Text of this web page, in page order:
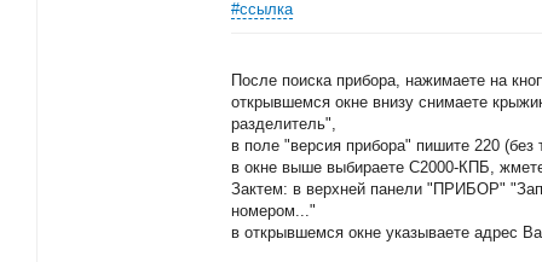
#ссылка
После поиска прибора, нажимаете на
открывшемся окне внизу снимаете
разделитель",
в поле "версия прибора" пишите 220 (без
в окне выше выбираете С2000-КПБ,
Зактем: в верхней панели "ПРИБОР"
номером..."
в открывшемся окне указываете адрес